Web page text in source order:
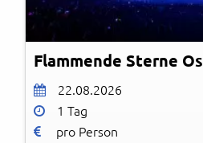
Flammende Sterne
22.08.2026
1 Tag
pro Person